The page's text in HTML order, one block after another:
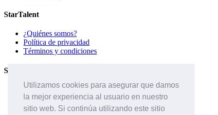
Utilizamos cookies para asegurar que damos
la mejor experiencia al usuario en nuestro
sitio web. Si continúa utilizando este sitio
StarTalent
¿Quiénes somos?
Política de privacidad
Términos y condiciones
Servicios
Páginas de carreras
Sistema ATS
Contáctanos